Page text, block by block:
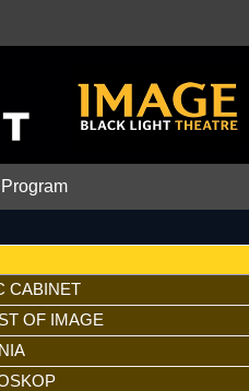
Program
CABINET
OF IMAGE